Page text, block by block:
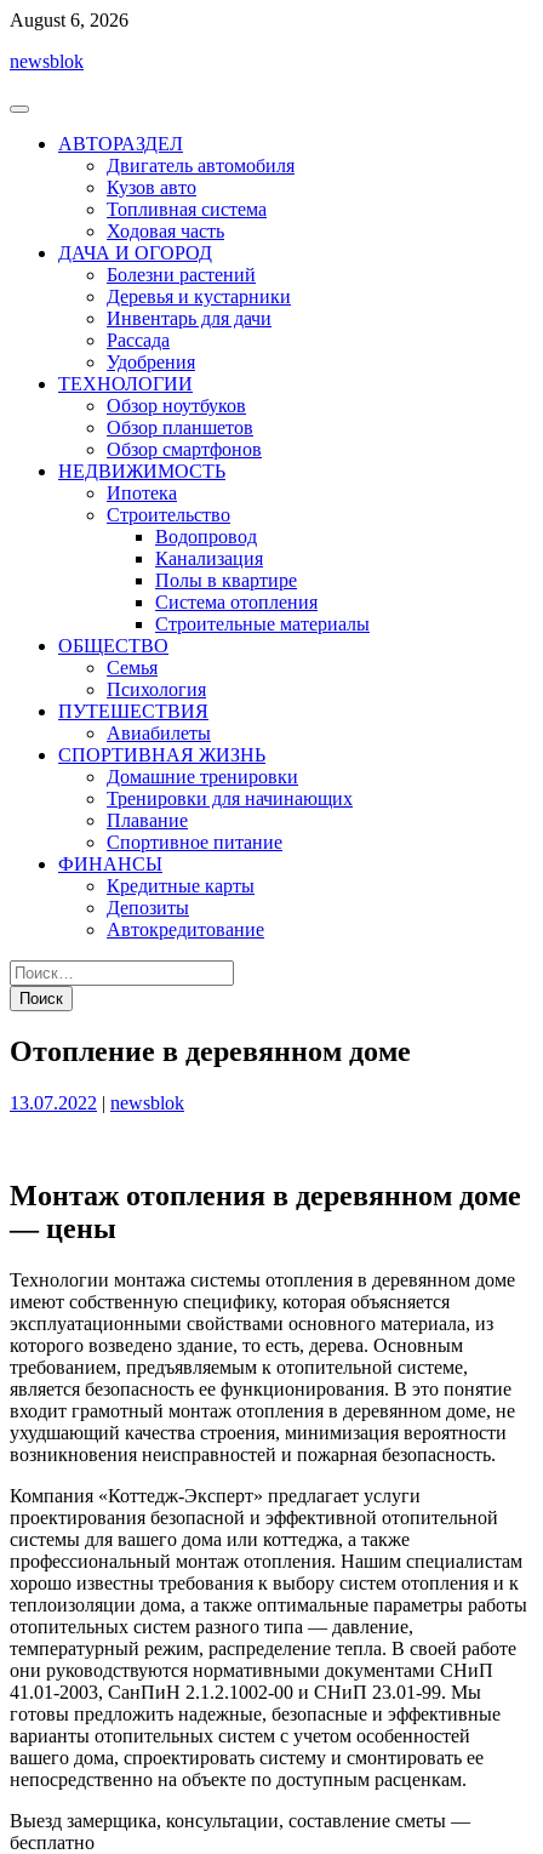
Перейти
содержимому
August 6, 2026
newsblok
АВТОРАЗДЕЛ
Двигатель автомобиля
Кузов авто
Топливная система
Ходовая часть
ДАЧА И ОГОРОД
Болезни растений
Деревья и кустарники
Инвентарь для дачи
Рассада
Удобрения
ТЕХНОЛОГИИ
Обзор ноутбуков
Обзор планшетов
Обзор смартфонов
НЕДВИЖИМОСТЬ
Ипотека
Строительство
Водопровод
Канализация
Полы в квартире
Система отопления
Строительные материалы
ОБЩЕСТВО
Семья
Психология
ПУТЕШЕСТВИЯ
Авиабилеты
СПОРТИВНАЯ ЖИЗНЬ
Домашние тренировки
Тренировки для начинающих
Плавание
Спортивное питание
ФИНАНСЫ
Кредитные карты
Депозиты
Автокредитование
Отопление в деревянном доме
Опубликовано
13.07.2022 | Опубликовано
newsblok
Монтаж отопления в деревянном доме
— цены
Технологии монтажа системы отопления в деревянном доме
имеют собственную специфику, которая объясняется
эксплуатационными свойствами основного материала, из
которого возведено здание, то есть, дерева. Основным
требованием, предъявляемым к отопительной системе,
является безопасность ее функционирования. В это понятие
входит грамотный монтаж отопления в деревянном доме, не
ухудшающий качества строения, минимизация вероятности
возникновения неисправностей и пожарная безопасность.
Компания «Коттедж-Эксперт» предлагает услуги
проектирования безопасной и эффективной отопительной
системы для вашего дома или коттеджа, а также
профессиональный монтаж отопления. Нашим специалистам
хорошо известны требования к выбору систем отопления и к
теплоизоляции дома, а также оптимальные параметры работы
отопительных систем разного типа — давление,
температурный режим, распределение тепла. В своей работе
они руководствуются нормативными документами СНиП
41.01-2003, СанПиН 2.1.2.1002-00 и СНиП 23.01-99. Мы
готовы предложить надежные, безопасные и эффективные
варианты отопительных систем с учетом особенностей
вашего дома, спроектировать систему и смонтировать ее
непосредственно на объекте по доступным расценкам.
Выезд замерщика, консультации, составление сметы —
бесплатно